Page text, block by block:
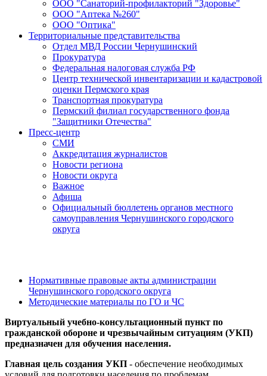
ООО "Санаторий-профилакторий "Здоровье"
ООО "Аптека №260"
ООО "Оптика"
Территориальные представительства
Отдел МВД России Чернушинский
Прокуратура
Федеральная налоговая служба РФ
Центр технической инвентаризации и кадастровой
оценки Пермского края
Транспортная прокуратура
Пермский филиал государственного фонда
"Защитники Отечества"
Пресс-центр
СМИ
Аккредитация журналистов
Новости региона
Новости округа
Важное
Афиша
Официальный бюллетень органов местного
самоуправления Чернушинского городского
округа
Нормативные правовые акты администрации
Чернушинского городского округа
Методические материалы по ГО и ЧС
Виртуальный учебно-консультационный пункт по
гражданской обороне и чрезвычайным ситуациям (УКП)
предназначен для обучения населения.
Главная цель создания УКП - обеспечение необходимых